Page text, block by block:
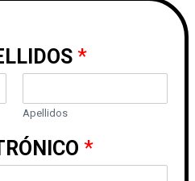
*
Apellidos
*